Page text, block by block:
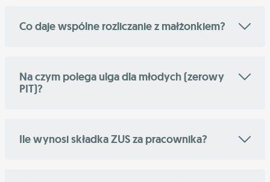
Co daje wspólne rozliczanie z małżonkiem?
Na czym polega ulga dla młodych (zerowy
PIT)?
Ile wynosi składka ZUS za pracownika?